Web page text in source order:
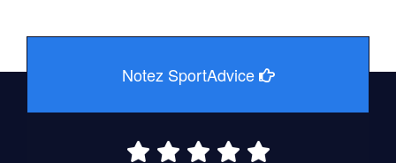
Notez SportAdvice